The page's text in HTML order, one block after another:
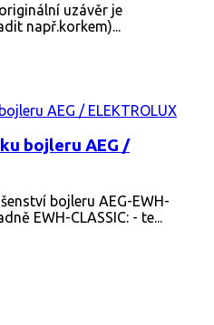
uzávěr je
např.korkem)...
bojleru AEG /
bojleru AEG-EWH-
EWH-CLASSIC: - te...